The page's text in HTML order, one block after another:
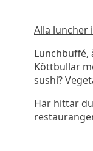
Alla luncher
Lunchbuffé,
Köttbullar
sushi?
Här hittar